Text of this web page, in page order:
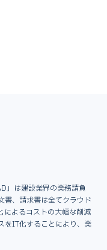
」は建設業界の業務請負
書、請求書は全てクラウド
によるコストの大幅な削減
をIT化することにより、業